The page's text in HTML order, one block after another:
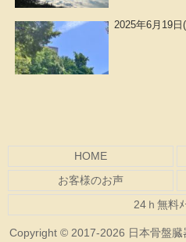
2025年6月19日
HOME
お客様のお声
24ｈ無料
Copyright © 2017-2026 日本骨盤臓